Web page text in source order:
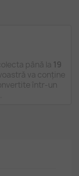
până la 19
va conține
într-un